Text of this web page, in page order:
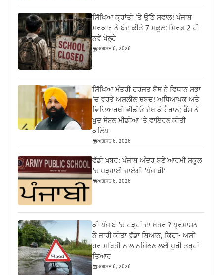
ਸਿੱਖਿਆ ਕ੍ਰਾਂਤੀ ‘ਤੇ ਉੱਠੇ ਸਵਾਲ! ਪੰਜਾਬ
ਸਰਕਾਰ ਨੇ ਬੰਦ ਕੀਤੇ 7 ਸਕੂਲ; ਸਿਰਫ਼ 2 ਹੀ
ਨਵੇਂ ਖੋਲ੍ਹੇ
ਅਗਸਤ 6, 2026
ਸਿੱਖਿਆ ਮੰਤਰੀ ਹਰਜੋਤ ਬੈਂਸ ਨੇ ਵਿਧਾਨ ਸਭਾ
‘ਚ ਵਰਤੇ ਅਸ਼ਲੀਲ ਸ਼ਬਦ! ਅਧਿਆਪਕ ਅਤੇ
ਵਿਦਿਆਰਥੀ ਵੀਡੀਓ ਦੇਖ ਕੇ ਹੈਰਾਨ; ਬੈਂਸ ਨੇ
ਖੁਦ ਸੋਸ਼ਲ ਮੀਡੀਆ ‘ਤੇ ਵਾਇਰਲ ਕੀਤੀ
ਕਲਿੱਪ
ਅਗਸਤ 6, 2026
ਵੱਡੀ ਖ਼ਬਰ: ਪੰਜਾਬ ਅੰਦਰ ਬਣੇ ਆਰਮੀ ਸਕੂਲ
‘ਚ ਪੜ੍ਹਾਈ ਜਾਏਗੀ ‘ਪੰਜਾਬੀ’
ਅਗਸਤ 6, 2026
ਕੀ ਪੰਜਾਬ ‘ਚ ਹੜ੍ਹਾਂ ਦਾ ਖ਼ਤਰਾ? ਪ੍ਰਸਾਸ਼ਨ
ਨੇ ਜਾਰੀ ਕੀਤਾ ਵੱਡਾ ਬਿਆਨ, ਕਿਹਾ- ਅਸੀਂ
ਹਰ ਸਥਿਤੀ ਨਾਲ ਨਜਿੱਠਣ ਲਈ ਪੂਰੀ ਤਰ੍ਹਾਂ
ਤਿਆਰ
ਅਗਸਤ 6, 2026